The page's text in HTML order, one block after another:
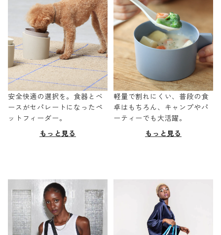
安全快適の選択を。食器とベ
ースがセパレートになったペ
ットフィーダー。
もっと見る
軽量で割れにくい、普段の食
卓はもちろん、キャンプやパ
ーティーでも大活躍。
もっと見る